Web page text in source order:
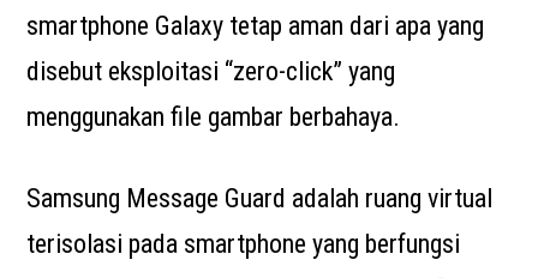
smartphone Galaxy tetap aman dari apa yang
disebut eksploitasi “zero-click” yang
menggunakan file gambar berbahaya.
Samsung Message Guard adalah ruang virtual
terisolasi pada smartphone yang berfungsi